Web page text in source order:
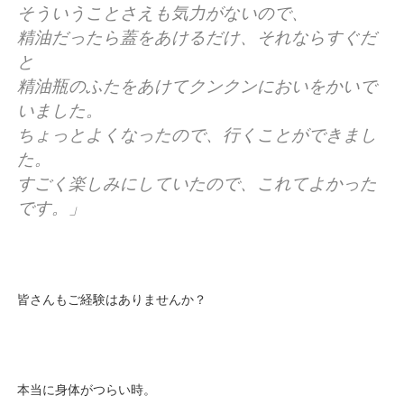
そういうことさえも気力がないので、
精油だったら蓋をあけるだけ、それならすぐだ
と
精油瓶のふたをあけてクンクンにおいをかいで
いました。
ちょっとよくなったので、行くことができまし
た。
すごく楽しみにしていたので、これてよかった
です。」
皆さんもご経験はありませんか？
本当に身体がつらい時。